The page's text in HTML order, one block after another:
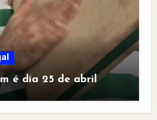
é dia 25 de abril